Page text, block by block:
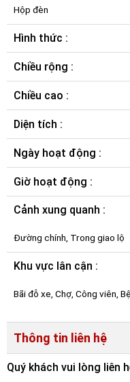
Hộp đèn
Hình thức :
Chiều rộng :
Chiều cao :
Diện tích :
Ngày hoạt động :
Giờ hoạt động :
Cảnh xung quanh :
Đường chính, Trong giao lộ
Khu vực lân cận :
Bãi đỗ xe, Chợ, Công viên,
Thông tin liên hệ
Quý khách vui lòng liên